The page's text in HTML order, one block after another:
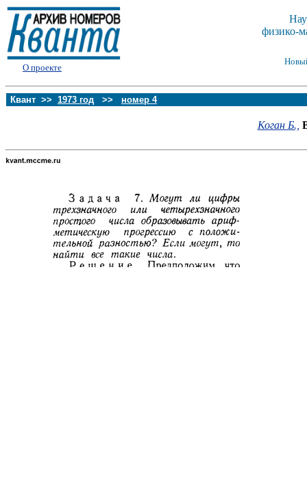
О проекте
физико-
Квант >> 1973 год >> номер 4
Коган Б.,